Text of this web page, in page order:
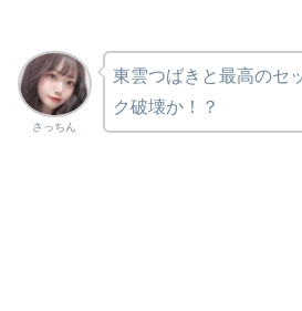
さっちん
東雲つばきと最高のセ
ク破壊か！？